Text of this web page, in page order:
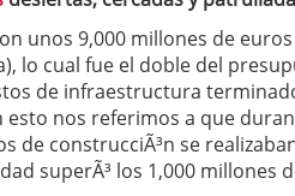
unos 9,000 millones de
lo cual fue el doble del
de infraestructura
esto nos referimos a que
de construcciÃ³n se
superÃ³ los 1,000 millones